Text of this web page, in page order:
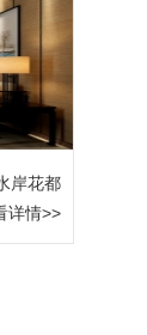
岸花都
详情>>